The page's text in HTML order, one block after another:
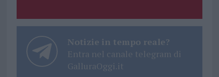
Notizie in tempo reale?
Entra nel canale telegram di
GalluraOggi.it